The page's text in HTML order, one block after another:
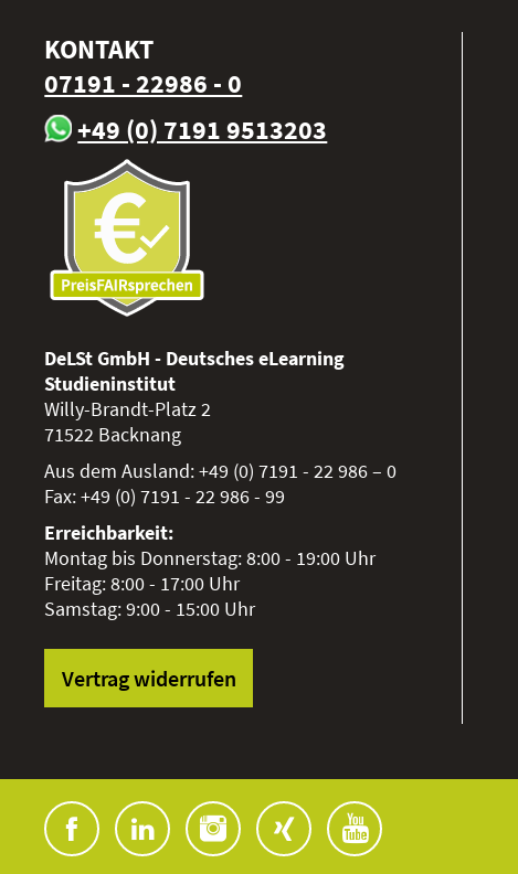
KONTAKT
07191 - 22986 - 0
+49 (0) 7191 9513203
DeLSt GmbH - Deutsches eLearning
Studieninstitut
Willy-Brandt-Platz 2
71522 Backnang
Aus dem Ausland:+49 (0) 7191 - 22 986 – 0
Fax:+49 (0) 7191 - 22 986 - 99
Erreichbarkeit:
Montag bis Donnerstag: 8:00 - 19:00 Uhr
Freitag: 8:00 - 17:00 Uhr
Samstag: 9:00 - 15:00 Uhr
Vertrag widerrufen